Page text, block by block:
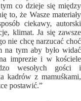
co dzieje się między
to, że Wasze materiały
ciekawy, autorski
klimat. Ja się zawsze
nie chcę narzucać choć
na tym aby było widać
imprezie i w kościele
wesołych gości i
kadrów z mamuśkami,
postawić.”